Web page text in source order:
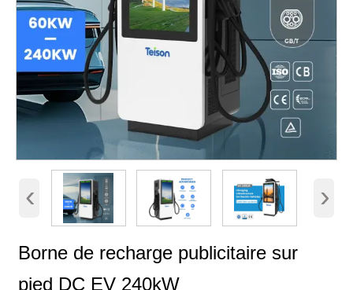
‹ ›
Borne de recharge publicitaire sur
pied DC EV 240kW